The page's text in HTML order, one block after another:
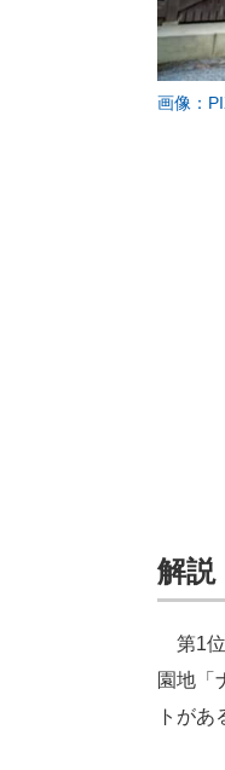
画像：
解説
第1位
園地「
トがあ